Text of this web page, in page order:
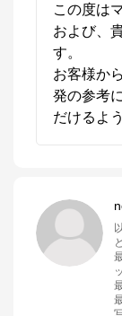
この度は
および、
す。
お客様か
発の参考
だけるよ